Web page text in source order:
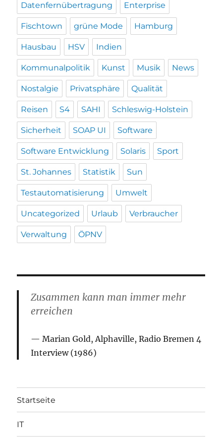
Datenfernübertragung Enterprise
Fischtown grüne Mode Hamburg
Hausbau HSV Indien
Kommunalpolitik Kunst Musik News
Nostalgie Privatsphäre Qualität
Reisen S4 SAHI Schleswig-Holstein
Sicherheit SOAP UI Software
Software Entwicklung Solaris Sport
St. Johannes Statistik Sun
Testautomatisierung Umwelt
Uncategorized Urlaub Verbraucher
Verwaltung ÖPNV
Zusammen kann man immer mehr
erreichen
Marian Gold, Alphaville, Radio Bremen 4
Interview (1986)
Startseite
IT